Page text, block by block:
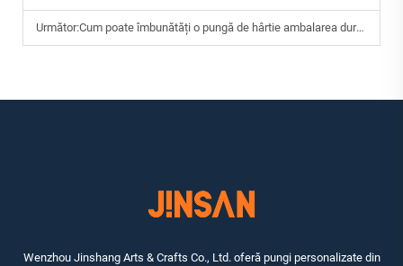
Următor:Cum poate îmbunătăți o pungă de hârtie ambalarea durabilă în comerțul cu amănuntul?
Wenzhou Jinshang Arts & Crafts Co., Ltd. oferă pungi personalizate din